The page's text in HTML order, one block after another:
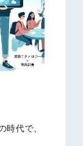
時代で、